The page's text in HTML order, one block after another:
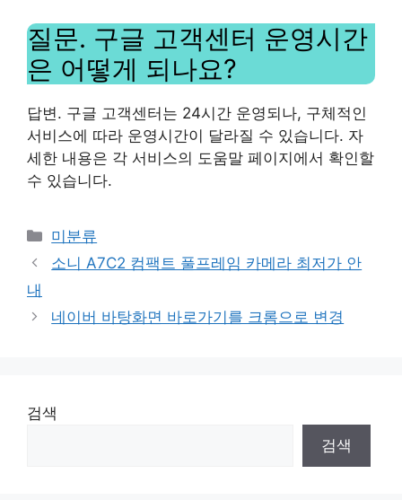
질문. 구글 고객센터 운영시간
은 어떻게 되나요?
답변. 구글 고객센터는 24시간 운영되나, 구체적인
서비스에 따라 운영시간이 달라질 수 있습니다. 자
세한 내용은 각 서비스의 도움말 페이지에서 확인할
수 있습니다.
Categories
미분류
소니 A7C2 컴팩트 풀프레임 카메라 최저가 안
내
네이버 바탕화면 바로가기를 크롬으로 변경
검색
검색